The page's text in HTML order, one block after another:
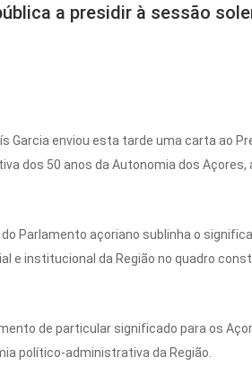
a presidir à sessão
Garcia enviou esta tarde uma carta ao
dos 50 anos da Autonomia dos Açores,
Parlamento açoriano sublinha o
e institucional da Região no quadro
de particular significado para os
político-administrativa da Região.